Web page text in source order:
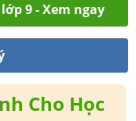
9 - Xem ngay
Cho Học